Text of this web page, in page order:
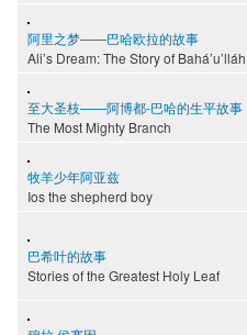
阿里之梦——巴哈欧拉的故事
Ali’s Dream: The Story of Bahá’u’lláh
至大圣枝——阿博都-巴哈的生平故事
The Most Mighty Branch
牧羊少年阿亚兹
Ios the shepherd boy
巴希叶的故事
Stories of the Greatest Holy Leaf